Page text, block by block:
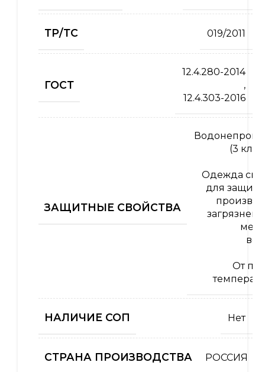
ТР/ТС 019/2011
ГОСТ
12.4.280-2014
,
12.4.303-2016
ЗАЩИТНЫЕ СВОЙСТВА
(3
Одежда
для
От
НАЛИЧИЕ СОП Нет
СТРАНА ПРОИЗВОДСТВА РОССИЯ